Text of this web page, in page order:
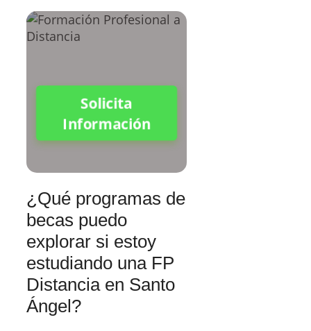
Solicita
Información
¿Qué programas de
becas puedo
explorar si estoy
estudiando una FP
Distancia en Santo
Ángel?